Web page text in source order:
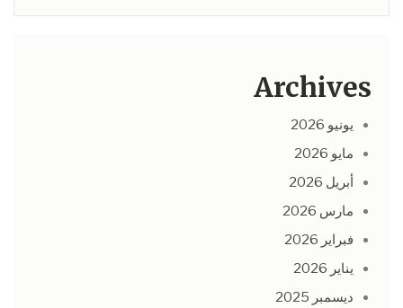
Archives
يونيو 2026
مايو 2026
أبريل 2026
مارس 2026
فبراير 2026
يناير 2026
ديسمبر 2025